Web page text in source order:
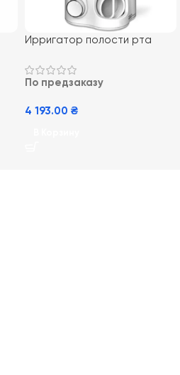
Ирригатор полости рта
По предзаказу
4 193.00 ₴